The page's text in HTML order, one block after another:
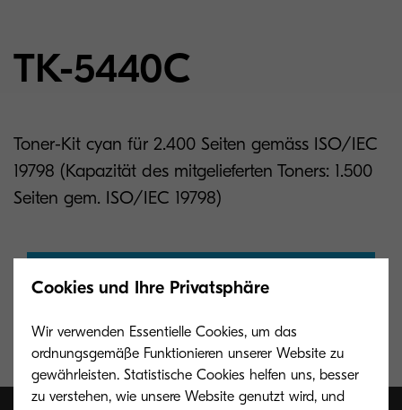
TK-5440C
Toner-Kit cyan für 2.400 Seiten gemäss ISO/IEC
19798 (Kapazität des mitgelieferten Toners: 1.500
Seiten gem. ISO/IEC 19798)
Cookies und Ihre Privatsphäre
Wir verwenden Essentielle Cookies, um das
ordnungsgemäße Funktionieren unserer Website zu
gewährleisten. Statistische Cookies helfen uns, besser
zu verstehen, wie unsere Website genutzt wird, und